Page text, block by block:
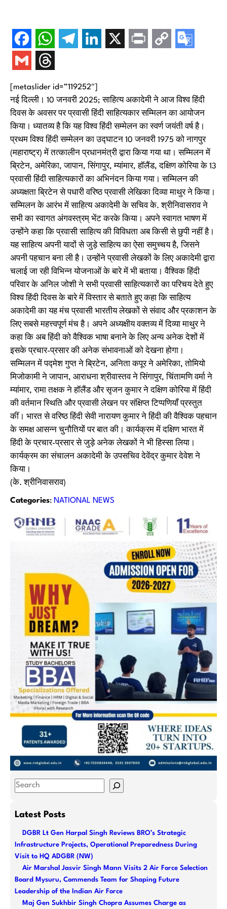
[metaslider id=”119252″]
नई दिल्ली। 10 जनवरी 2025; साहित्य अकादेमी ने आज विश्व हिंदी
दिवस के अवसर पर प्रवासी हिंदी साहित्यकार सम्मिलन का आयोजन
किया। ध्यातव्य है कि यह विश्व हिंदी सम्मेलन का स्वर्ण जयंती वर्ष है।
प्रथम विश्व हिंदी सम्मेलन का उद्घाटन 10 जनवरी 1975 को नागपुर
(महाराष्ट्र) में तत्कालीन प्रधानमंत्री द्वारा किया गया था। सम्मिलन में
ब्रिटेन, अमेरिका, जापान, सिंगापुर, म्यांमार, हॉलैंड, दक्षिण कोरिया के 13
प्रवासी हिंदी साहित्यकारों का अभिनंदन किया गया। सम्मिलन की
अध्यक्षता ब्रिटेन से पधारी वरिष्ठ प्रवासी लेखिका दिव्या माथुर ने किया।
सम्मिलन के आरंभ में साहित्य अकादेमी के सचिव के. श्रीनिवासराव ने
सभी का स्वागत अंगवस्त्रम् भेंट करके किया। अपने स्वागत भाषण में
उन्होंने कहा कि प्रवासी साहित्य की विविधता अब किसी से छुपी नहीं है।
यह साहित्य अपनी यादों से जुड़े साहित्य का ऐसा समुच्चय है, जिसने
अपनी पहचान बना ली है। उन्होंने प्रवासी लेखकों के लिए अकादेमी द्वारा
चलाई जा रही विभिन्न योजनाओं के बारे में भी बताया। वैश्विक हिंदी
परिवार के अनिल जोशी ने सभी प्रवासी साहित्यकारों का परिचय देते हुए
विश्व हिंदी दिवस के बारे में विस्तार से बताते हुए कहा कि साहित्य
अकादेमी का यह मंच प्रवासी भारतीय लेखकों से संवाद और प्रकाशन के
लिए सबसे महत्त्वपूर्ण मंच है। अपने अध्यक्षीय वक्तव्य में दिव्या माथुर ने
कहा कि अब हिंदी को वैश्विक भाषा बनाने के लिए अन्य अनेक देशों में
इसके प्रचार-प्रसार की अनेक संभावनाओं को देखना होगा।
सम्मिलन में पद्मेश गुप्त ने ब्रिटेन, अनिता कपूर ने अमेरिका, तोमियो
मिजोकामी ने जापान, आराधना श्रीवास्तव ने सिंगापुर, चिंतामणि वर्मा ने
म्यांमार, रामा तक्षक ने हॉलैंड और सृजन कुमार ने दक्षिण कोरिया में हिंदी
की वर्तमान स्थिति और प्रवासी लेखन पर संक्षिप्त टिप्पणियाँ प्रस्तुत
कीं। भारत से वरिष्ठ हिंदी सेवी नारायण कुमार ने हिंदी की वैश्विक पहचान
के समक्ष आसन्न चुनौतियों पर बात की। कार्यक्रम में दक्षिण भारत में
हिंदी के प्रचार-प्रसार से जुड़े अनेक लेखकों ने भी हिस्सा लिया।
कार्यक्रम का संचालन अकादेमी के उपसचिव देवेंद्र कुमार देवेश ने
किया।
(के. श्रीनिवासराव)
Categories: NATIONAL NEWS
S
aLatest Posts
DGBR Lt Gen Harpal Singh Reviews BRO’s Strategic
Infrastructure Projects, Operational Preparedness During
Visit to HQ ADGBR (NW)
Air Marshal Jasvir Singh Mann Visits 2 Air Force Selection
Board Mysuru, Commends Team for Shaping Future
Leadership of the Indian Air Force
Maj Gen Sukhbir Singh Chopra Assumes Charge as